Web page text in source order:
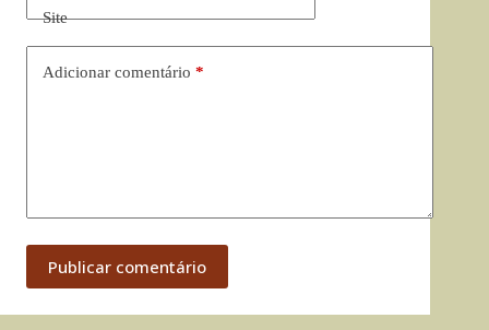
Site
Adicionar comentário *
Publicar comentário